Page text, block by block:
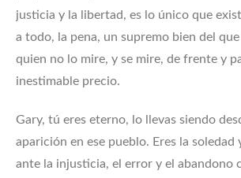
justicia y la libertad, es lo único que
a todo, la pena, un supremo bien del
quien no lo mire, y se mire, de frente y
inestimable precio.
Gary, tú eres eterno, lo llevas siendo
aparición en ese pueblo. Eres la soledad
ante la injusticia, el error y el abandono